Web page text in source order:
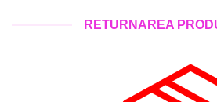
RETURNAREA